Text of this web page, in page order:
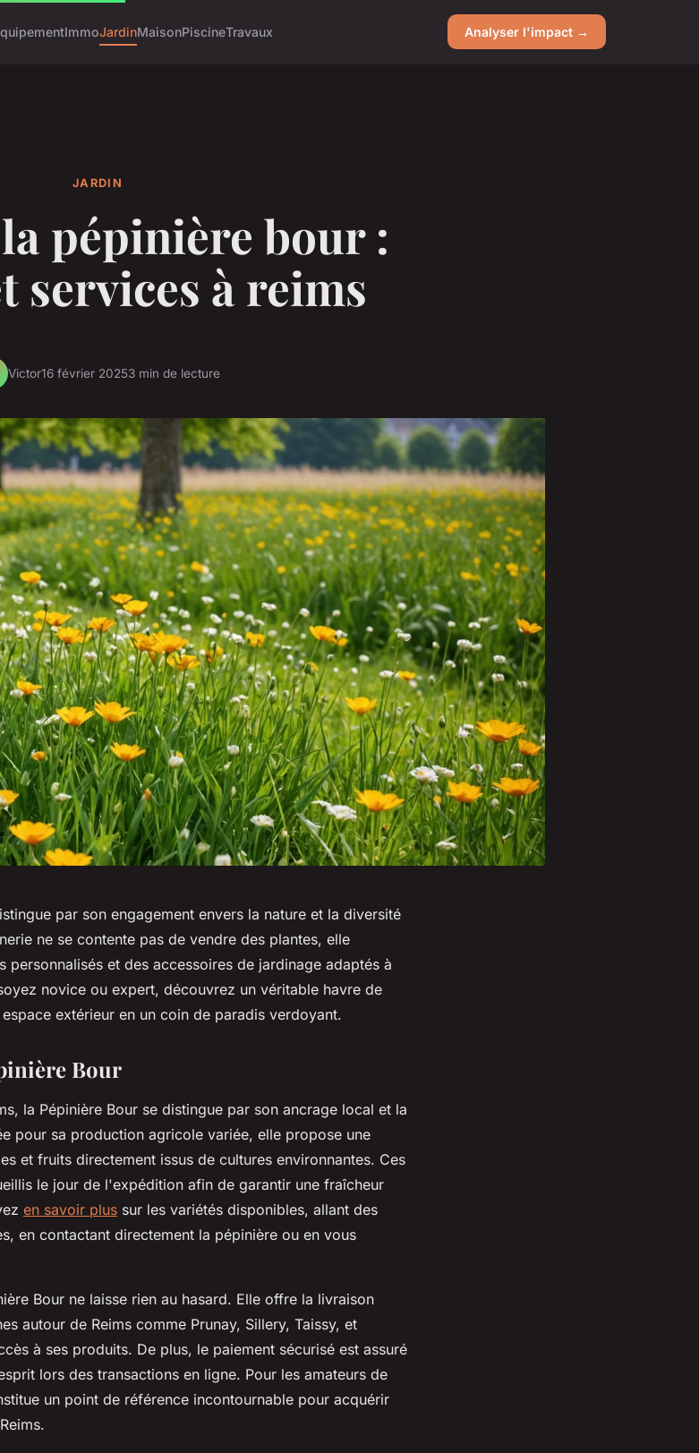
ImmoJardinMaisonPiscineTravaux Analyser l'impact →
JARDIN
pépinière bour :
services à reims
Victor16 février 20253 min de lecture
par son engagement envers la nature et la diversité
ne se contente pas de vendre des plantes, elle
personnalisés et des accessoires de jardinage adaptés à
novice ou expert, découvrez un véritable havre de
extérieur en un coin de paradis verdoyant.
Bour
la Pépinière Bour se distingue par son ancrage local et la
pour sa production agricole variée, elle propose une
et fruits directement issus de cultures environnantes. Ces
le jour de l'expédition afin de garantir une fraîcheur
en savoir plus sur les variétés disponibles, allant des
en contactant directement la pépinière ou en vous
Bour ne laisse rien au hasard. Elle offre la livraison
autour de Reims comme Prunay, Sillery, Taissy, et
à ses produits. De plus, le paiement sécurisé est assuré
lors des transactions en ligne. Pour les amateurs de
un point de référence incontournable pour acquérir